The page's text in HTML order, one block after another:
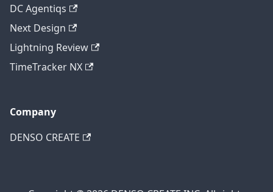
DC Agentiqs
Next Design
Lightning Review
TimeTracker NX
Company
DENSO CREATE